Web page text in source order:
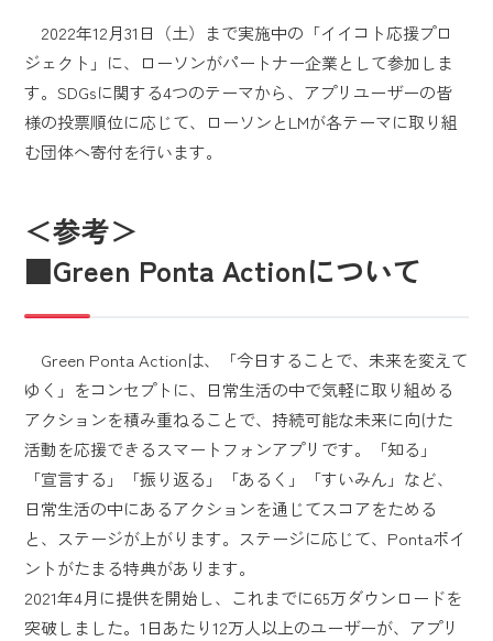
2022年12月31日（土）まで実施中の「イイコト応援プロ
ジェクト」に、ローソンがパートナー企業として参加しま
す。SDGsに関する4つのテーマから、アプリユーザーの皆
様の投票順位に応じて、ローソンとLMが各テーマに取り組
む団体へ寄付を行います。
＜参考＞
■Green Ponta Actionについて
Green Ponta Actionは、「今日することで、未来を変えて
ゆく」をコンセプトに、日常生活の中で気軽に取り組める
アクションを積み重ねることで、持続可能な未来に向けた
活動を応援できるスマートフォンアプリです。「知る」
「宣言する」「振り返る」「あるく」「すいみん」など、
日常生活の中にあるアクションを通じてスコアをためる
と、ステージが上がります。ステージに応じて、Pontaポイ
ントがたまる特典があります。
2021年4月に提供を開始し、これまでに65万ダウンロードを
突破しました。1日あたり12万人以上のユーザーが、アプリ